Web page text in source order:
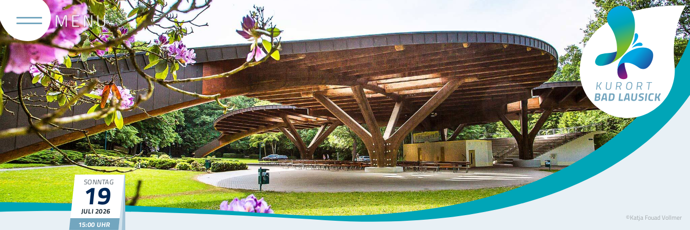
Tourismus Bad Lausick
©Katja Fouad Vollmer
SONNTAG
19
JULI2026
15:00 UHR